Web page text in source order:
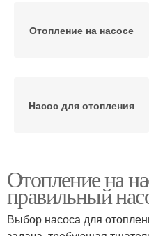
Отопление на насосе
Насос для отопления
Винтовые насосы
Отопление на
правильный
Выбор насоса для